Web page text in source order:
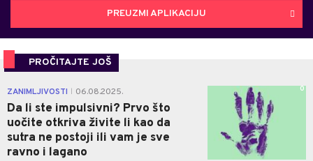
PREUZMI APLIKACIJU
PROČITAJTE JOŠ
ZANIMLJIVOSTI 06.08.2025.
Da li ste impulsivni? Prvo što
uočite otkriva živite li kao da
sutra ne postoji ili vam je sve
ravno i lagano
0